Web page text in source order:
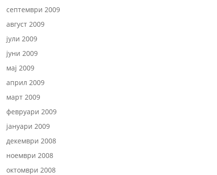
септември 2009
август 2009
јули 2009
јуни 2009
мај 2009
април 2009
март 2009
февруари 2009
јануари 2009
декември 2008
ноември 2008
октомври 2008